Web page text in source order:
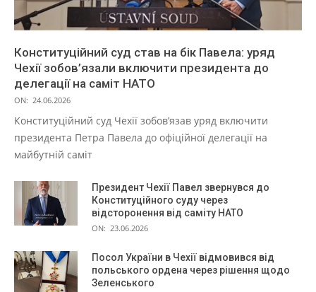
Конституційний суд став на бік Павела: уряд
Чехії зобов’язали включити президента до
делегації на саміт НАТО
ON: 24.06.2026
Конституційний суд Чехії зобов’язав уряд включити
президента Петра Павела до офіційної делегації на
майбутній саміт
Президент Чехії Павел звернувся до
Конституційного суду через
відсторонення від саміту НАТО
ON: 23.06.2026
Посол України в Чехії відмовився від
польського ордена через рішення щодо
Зеленського